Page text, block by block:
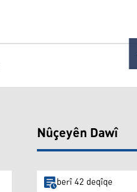
Nûçeyên Dawî
berî 42 deqîqe